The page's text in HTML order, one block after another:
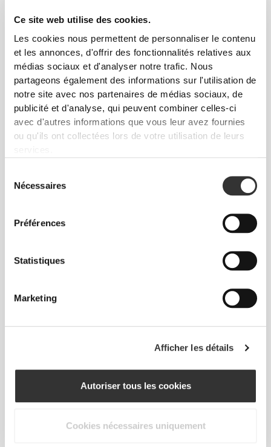
Ce site web utilise des cookies.
Les cookies nous permettent de personnaliser le contenu
et les annonces, d'offrir des fonctionnalités relatives aux
médias sociaux et d'analyser notre trafic. Nous
partageons également des informations sur l'utilisation de
notre site avec nos partenaires de médias sociaux, de
publicité et d'analyse, qui peuvent combiner celles-ci
avec d'autres informations que vous leur avez fournies
ou qu'ils ont collectées lors de votre utilisation de leurs
Nécessaires
Préférences
Statistiques
Marketing
Afficher les détails
Autoriser tous les cookies
Cookies nécessaires uniquement
Liberté de mouvement et confort au quotidien,
telle est la devise.
Liberté totale de mouvement. Une coupe
TES MENSURATIONS